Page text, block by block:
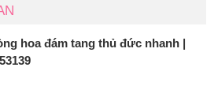
hoa đám tang thủ đức nhanh |